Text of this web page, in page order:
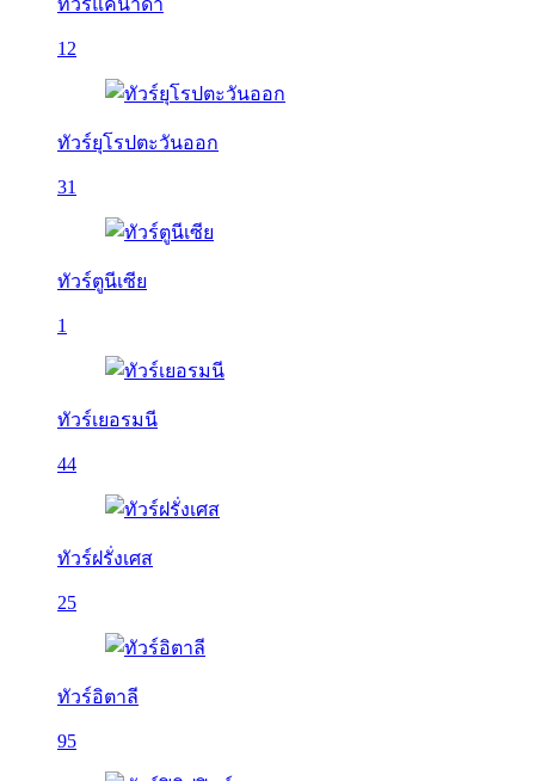
ทัวร์แคนาดา
12
ทัวร์ยุโรปตะวันออก
31
ทัวร์ตูนีเซีย
1
ทัวร์เยอรมนี
44
ทัวร์ฝรั่งเศส
25
ทัวร์อิตาลี
95